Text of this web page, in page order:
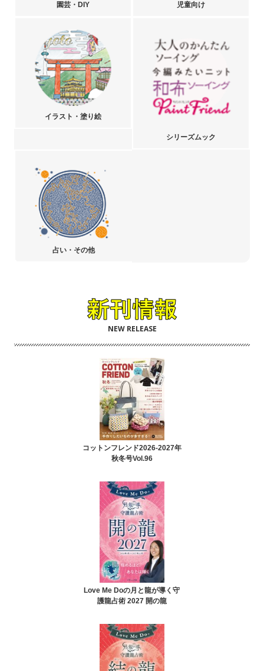
園芸・DIY 児童向け
イラスト・塗り絵
シリーズムック
占い・その他
NEW RELEASE
コットンフレンド2026-2027年
秋冬号Vol.96
Love Me Doの月と龍が導く守
護龍占術 2027 開の龍